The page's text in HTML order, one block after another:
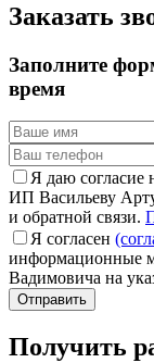
Заказать
Заполните
время
Я даю согласие
ИП Васильеву
и обратной связи.
Я согласен
информационные
Вадимовича на
Получить